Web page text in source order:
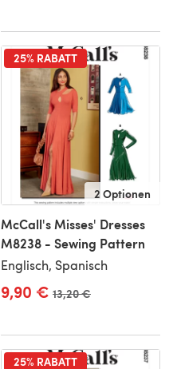
25% RABATT
2 Optionen
McCall's Misses' Dresses
M8238 - Sewing Pattern
Englisch, Spanisch
9,90 € Alter Preis
13,20 €
25% RABATT